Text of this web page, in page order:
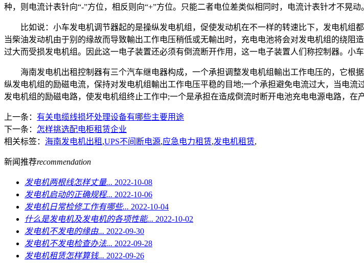
种，则电流计表针向“-”方位，相反则向“+”方位。只能二者电位差类似相同时，电流计表针才不晃动
比如说：小车发电机调节器起的是操纵发电机组，促使发动机在不一样的转速比下，发电机组
当柴油发动机由于别的缘故而导致輸出工作电压稍低或无輸出时，充电电池将会对发电机组的绕
过大而受损发电机组。因此这一电子装置还必须有倒流断开作用，这一电子装置人们称控制器。小
海南发电机出租控制器有三个汽车继电器构成，一个承担调整发电机组輸出工作电压的，它根
纵发电机组的励磁电流，保持对发电机组輸出工作电压平稳的目地;一个承担避免电流过大，当电
发电机组的励磁电路，使发电机组终止工作中;一个是承担在造成倒流时断开电池充电电源电路，在
上一条： 有关电缆线损坏处理设备有哪些主要用途
下一条： 怎样挑选配电柜租赁企业
相关标签： 海南发电机出租 ,UPS不间断电源,应急电力租赁,发电机租赁,
新闻推荐recommendation
发电机两根线怎样丈量... 2022-10-08
发电机启动的正确规程... 2022-10-06
发电机日常检修工作有哪些... 2022-10-04
什么是发电机及发电机的各项性能... 2022-10-02
发电机不发电的缘由... 2022-09-30
发电机不发电检查办法... 2022-09-28
发电机租赁怎样算钱... 2022-09-26